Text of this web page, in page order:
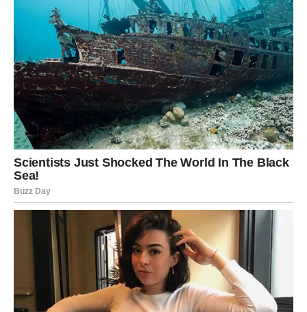
U emotivnom smislu, osećate da konačno možete da se
opustite. Partner vidi vaš trud, a slobodni Jarčevi mogu
započeti vezu koja ima ozbiljan potencijal.
VODOLIJA
Neočekivano čudo menja planove
Vodolije doživljavaju iznenađenje. Vrata koja ste smatrali
zauvek zatvorenim sada se otvaraju – često na način koji
niste mogli da zamislite. Ovaj dan donosi preokret kroz
ideju, osobu ili događaj.
U ljubavi se pojavljuje neko ko vas inspiriše da budete
svoji. Poslovno – nova vizija dobija realne obrise.